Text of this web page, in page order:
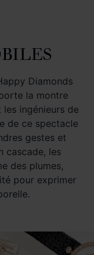
7
Diamonds
la montre
ingénieurs de
de ce spectacle
gestes et
cascade, les
des plumes,
pour exprimer